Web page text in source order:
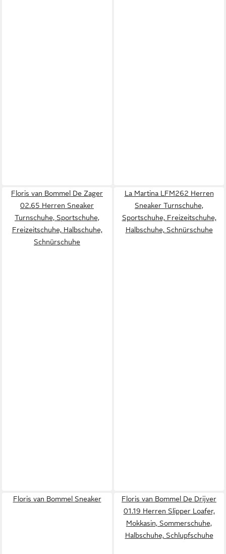
Floris van Bommel De Zager
02.65 Herren Sneaker
Turnschuhe, Sportschuhe,
Freizeitschuhe, Halbschuhe,
Schnürschuhe
La Martina LFM262 Herren
Sneaker Turnschuhe,
Sportschuhe, Freizeitschuhe,
Halbschuhe, Schnürschuhe
Floris van Bommel Sneaker
Floris van Bommel De Drijver
01.19 Herren Slipper Loafer,
Mokkasin, Sommerschuhe,
Halbschuhe, Schlupfschuhe